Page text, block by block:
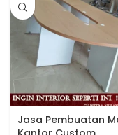
Jasa Pembuatan